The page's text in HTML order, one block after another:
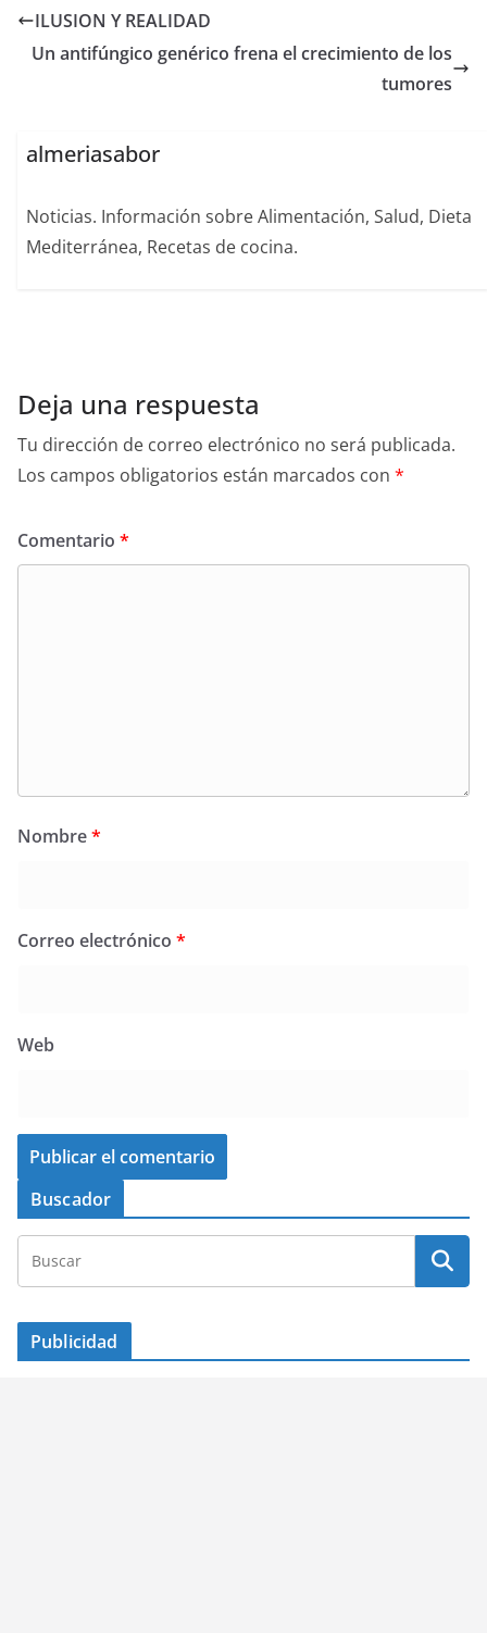
ILUSION Y REALIDAD
Un antifúngico genérico frena el crecimiento de los
tumores
almeriasabor
Noticias. Información sobre Alimentación, Salud, Dieta
Mediterránea, Recetas de cocina.
Deja una respuesta
Tu dirección de correo electrónico no será publicada.
Los campos obligatorios están marcados con *
Comentario *
Nombre*
Correo electrónico *
Web
Buscador
Publicidad